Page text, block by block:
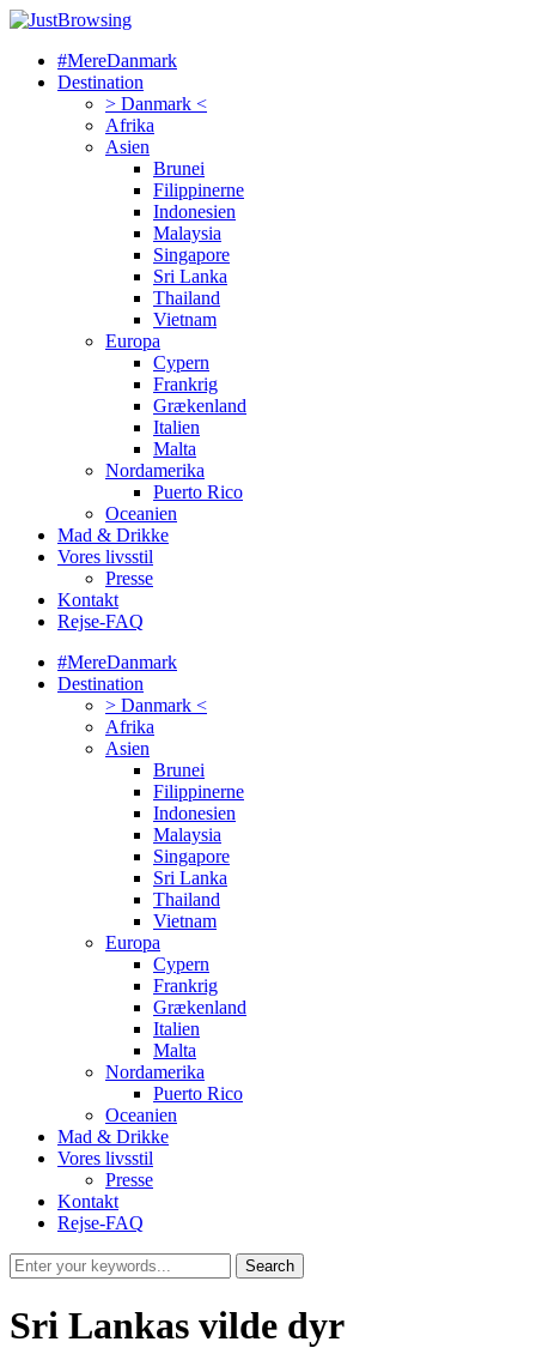
#MereDanmark
Destination
> Danmark <
Afrika
Asien
Brunei
Filippinerne
Indonesien
Malaysia
Singapore
Sri Lanka
Thailand
Vietnam
Europa
Cypern
Frankrig
Grækenland
Italien
Malta
Nordamerika
Puerto Rico
Oceanien
Mad & Drikke
Vores livsstil
Presse
Kontakt
Rejse-FAQ
#MereDanmark
Destination
> Danmark <
Afrika
Asien
Brunei
Filippinerne
Indonesien
Malaysia
Singapore
Sri Lanka
Thailand
Vietnam
Europa
Cypern
Frankrig
Grækenland
Italien
Malta
Nordamerika
Puerto Rico
Oceanien
Mad & Drikke
Vores livsstil
Presse
Kontakt
Rejse-FAQ
Sri Lankas vilde dyr